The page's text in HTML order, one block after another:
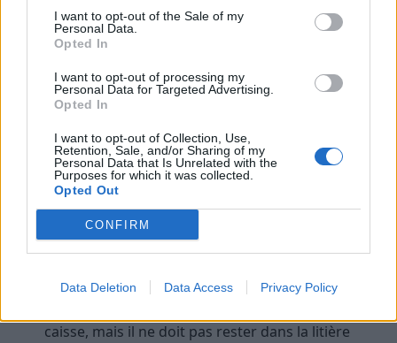
I want to opt-out of the Sale of my
Personal Data.
Opted In
I want to opt-out of processing my
Personal Data for Targeted Advertising.
Opted In
I want to opt-out of Collection, Use,
Retention, Sale, and/or Sharing of my
Personal Data that Is Unrelated with the
Purposes for which it was collected.
Opted Out
CONFIRM
Data Deletion Data Access Privacy Policy
version en poudre, surtout lors du nettoyage ou
de l’application.
Consulter un vétérinaire si vous avez le moindre
doute concernant la sécurité de cette méthode
Alternatives naturelles pour
désodoriser la litière
Si le bicarbonate ne semble pas suffisant ou si vous
caisse, mais il ne doit pas rester dans la litière